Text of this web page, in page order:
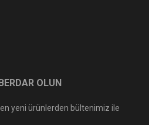
OLUN
yeni ürünlerden bültenimiz ile